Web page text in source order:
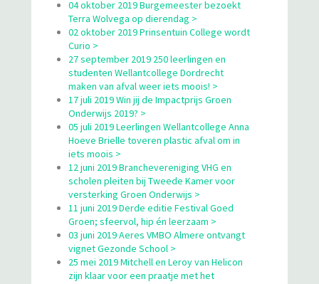
04 oktober 2019 Burgemeester bezoekt
Terra Wolvega op dierendag >
02 oktober 2019 Prinsentuin College wordt
Curio >
27 september 2019 250 leerlingen en
studenten Wellantcollege Dordrecht
maken van afval weer iets moois! >
17 juli 2019 Win jij de Impactprijs Groen
Onderwijs 2019? >
05 juli 2019 Leerlingen Wellantcollege Anna
Hoeve Brielle toveren plastic afval om in
iets moois >
12 juni 2019 Branchevereniging VHG en
scholen pleiten bij Tweede Kamer voor
versterking Groen Onderwijs >
11 juni 2019 Derde editie Festival Goed
Groen; sfeervol, hip én leerzaam >
03 juni 2019 Aeres VMBO Almere ontvangt
vignet Gezonde School >
25 mei 2019 Mitchell en Leroy van Helicon
zijn klaar voor een praatje met het